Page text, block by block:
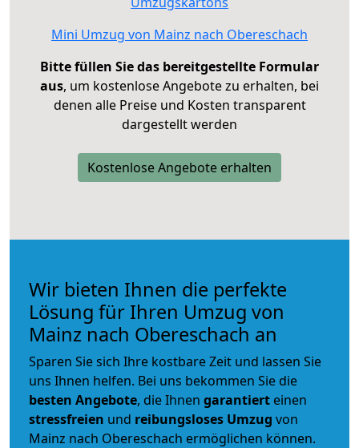
Mini Umzug von Mainz nach Obereschach
Bitte füllen Sie das bereitgestellte Formular
aus, um kostenlose Angebote zu erhalten, bei
denen alle Preise und Kosten transparent
dargestellt werden
Kostenlose Angebote erhalten
Wir bieten Ihnen die perfekte
Lösung für Ihren Umzug von
Mainz nach Obereschach an
Sparen Sie sich Ihre kostbare Zeit und lassen Sie
uns Ihnen helfen. Bei uns bekommen Sie die
besten Angebote, die Ihnen garantiert einen
stressfreien und reibungsloses Umzug von
Mainz nach Obereschach ermöglichen können.